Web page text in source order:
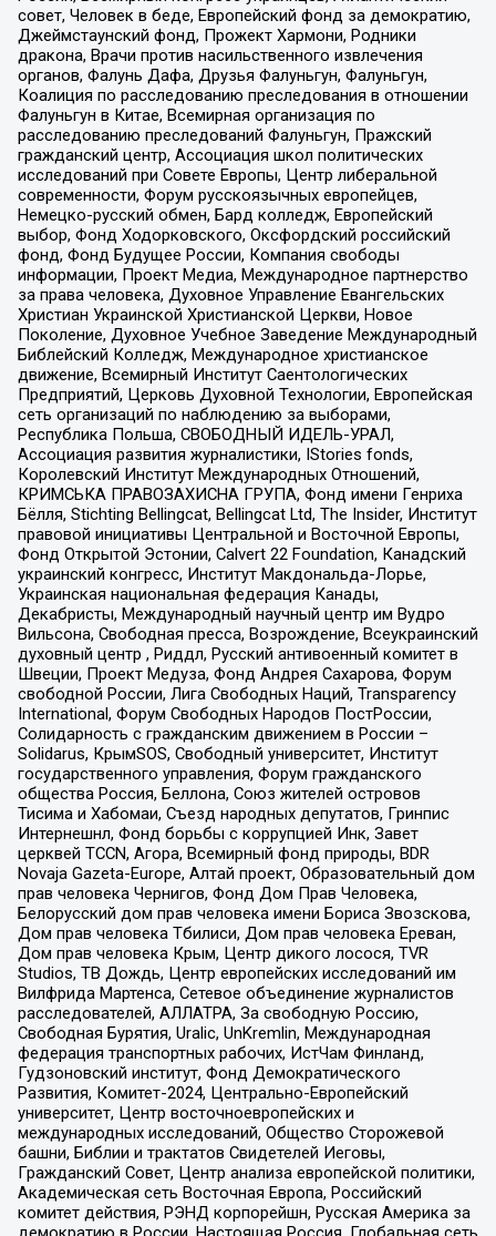
совет, Человек в беде, Европейский фонд за демократию,
Джеймстаунский фонд, Прожект Хармони, Родники
дракона, Врачи против насильственного извлечения
органов, Фалунь Дафа, Друзья Фалуньгун, Фалуньгун,
Коалиция по расследованию преследования в отношении
Фалуньгун в Китае, Всемирная организация по
расследованию преследований Фалуньгун, Пражский
гражданский центр, Ассоциация школ политических
исследований при Совете Европы, Центр либеральной
современности, Форум русскоязычных европейцев,
Немецко-русский обмен, Бард колледж, Европейский
выбор, Фонд Ходорковского, Оксфордский российский
фонд, Фонд Будущее России, Компания свободы
информации, Проект Медиа, Международное партнерство
за права человека, Духовное Управление Евангельских
Христиан Украинской Христианской Церкви, Новое
Поколение, Духовное Учебное Заведение Международный
Библейский Колледж, Международное христианское
движение, Всемирный Институт Саентологических
Предприятий, Церковь Духовной Технологии, Европейская
сеть организаций по наблюдению за выборами,
Республика Польша, СВОБОДНЫЙ ИДЕЛЬ-УРАЛ,
Ассоциация развития журналистики, IStories fonds,
Королевский Институт Международных Отношений,
КРИМСЬКА ПРАВОЗАХИСНА ГРУПА, Фонд имени Генриха
Бёлля, Stichting Bellingcat, Bellingcat Ltd, The Insider, Институт
правовой инициативы Центральной и Восточной Европы,
Фонд Открытой Эстонии, Calvert 22 Foundation, Канадский
украинский конгресс, Институт Макдональда-Лорье,
Украинская национальная федерация Канады,
Декабристы, Международный научный центр им Вудро
Вильсона, Свободная пресса, Возрождение, Всеукраинский
духовный центр , Риддл, Русский антивоенный комитет в
Швеции, Проект Медуза, Фонд Андрея Сахарова, Форум
свободной России, Лига Свободных Наций, Transparеncy
International, Форум Свободных Народов ПостРоссии,
Солидарность с гражданским движением в России –
Solidarus, КрымSOS, Свободный университет, Институт
государственного управления, Форум гражданского
общества Россия, Беллона, Союз жителей островов
Тисима и Хабомаи, Съезд народных депутатов, Гринпис
Интернешнл, Фонд борьбы с коррупцией Инк, Завет
церквей TCCN, Агора, Всемирный фонд природы, BDR
Novaja Gazeta-Europe, Алтай проект, Образовательный дом
прав человека Чернигов, Фонд Дом Прав Человека,
Белорусский дом прав человека имени Бориса Звозскова,
Дом прав человека Тбилиси, Дом прав человека Ереван,
Дом прав человека Крым, Центр дикого лосося, TVR
Studios, ТВ Дождь, Центр европейских исследований им
Вилфрида Мартенса, Сетевое объединение журналистов
расследователей, АЛЛАТРА, За свободную Россию,
Свободная Бурятия, Uralic, UnKremlin, Международная
федерация транспортных рабочих, ИстЧам Финланд,
Гудзоновский институт, Фонд Демократического
Развития, Комитет-2024, Центрально-Европейский
университет, Центр восточноевропейских и
международных исследований, Общество Сторожевой
башни, Библии и трактатов Свидетелей Иеговы,
Гражданский Совет, Центр анализа европейской политики,
Академическая сеть Восточная Европа, Российский
комитет действия, РЭНД корпорейшн, Русская Америка за